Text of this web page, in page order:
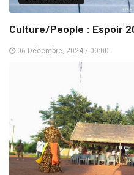
Culture/People : Espoir
06 Décembre, 2024 / 00:00